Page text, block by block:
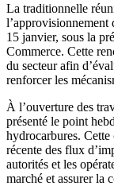
La traditionnelle
l’approvisionnement
15 janvier, sous la
Commerce. Cette
du secteur afin
renforcer les
À l’ouverture des
présenté le point
hydrocarbures.
récente des flux
autorités et les
marché et assurer la